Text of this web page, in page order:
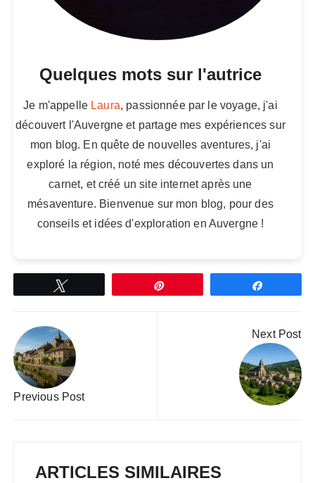
Quelques mots sur l'autrice
Je m'appelle Laura, passionnée par le voyage, j'ai
découvert l'Auvergne et partage mes expériences sur
mon blog. En quête de nouvelles aventures, j'ai
exploré la région, noté mes découvertes dans un
carnet, et créé un site internet après une
mésaventure. Bienvenue sur mon blog, pour des
conseils et idées d'exploration en Auvergne !
Navigation
de
l’article
Previous Post
Next Post
ARTICLES SIMILAIRES